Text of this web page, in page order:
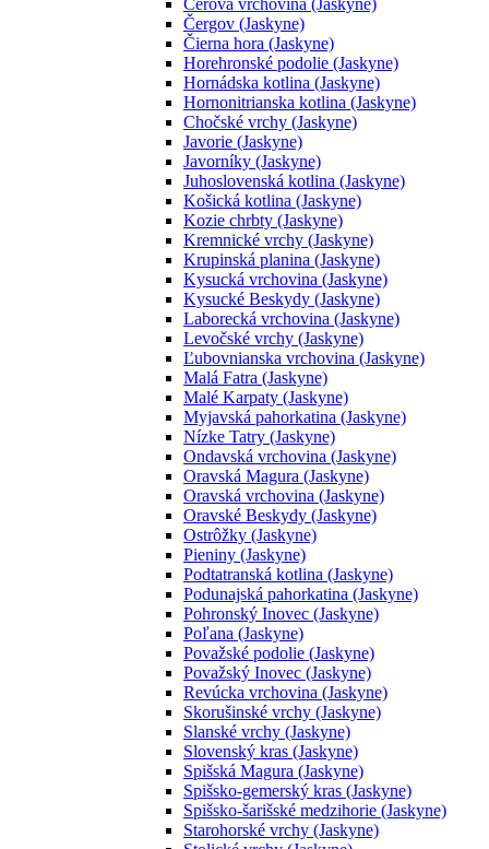
Čergov (Jaskyne)
Čierna hora (Jaskyne)
Horehronské podolie (Jaskyne)
Hornádska kotlina (Jaskyne)
Hornonitrianska kotlina (Jaskyne)
Chočské vrchy (Jaskyne)
Javorie (Jaskyne)
Javorníky (Jaskyne)
Juhoslovenská kotlina (Jaskyne)
Košická kotlina (Jaskyne)
Kozie chrbty (Jaskyne)
Kremnické vrchy (Jaskyne)
Krupinská planina (Jaskyne)
Kysucká vrchovina (Jaskyne)
Kysucké Beskydy (Jaskyne)
Laborecká vrchovina (Jaskyne)
Levočské vrchy (Jaskyne)
Ľubovnianska vrchovina (Jaskyne)
Malá Fatra (Jaskyne)
Malé Karpaty (Jaskyne)
Myjavská pahorkatina (Jaskyne)
Nízke Tatry (Jaskyne)
Ondavská vrchovina (Jaskyne)
Oravská Magura (Jaskyne)
Oravská vrchovina (Jaskyne)
Oravské Beskydy (Jaskyne)
Ostrôžky (Jaskyne)
Pieniny (Jaskyne)
Podtatranská kotlina (Jaskyne)
Podunajská pahorkatina (Jaskyne)
Pohronský Inovec (Jaskyne)
Poľana (Jaskyne)
Považské podolie (Jaskyne)
Považský Inovec (Jaskyne)
Revúcka vrchovina (Jaskyne)
Skorušinské vrchy (Jaskyne)
Slanské vrchy (Jaskyne)
Slovenský kras (Jaskyne)
Spišská Magura (Jaskyne)
Spišsko-gemerský kras (Jaskyne)
Spišsko-šarišské medzihorie (Jaskyne)
Starohorské vrchy (Jaskyne)